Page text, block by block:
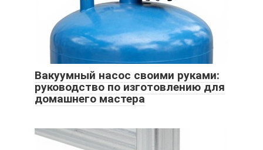
Вакуумный насос своими руками:
руководство по изготовлению для
домашнего мастера